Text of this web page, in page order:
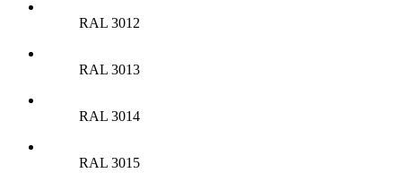
RAL 3012
RAL 3013
RAL 3014
RAL 3015